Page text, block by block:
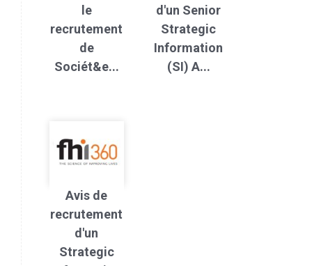
le
recrutement
de
Sociét&e...
d'un Senior
Strategic
Information
(SI) A...
Avis de
recrutement
d'un
Strategic